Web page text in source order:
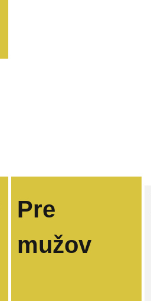
Pre
mužov